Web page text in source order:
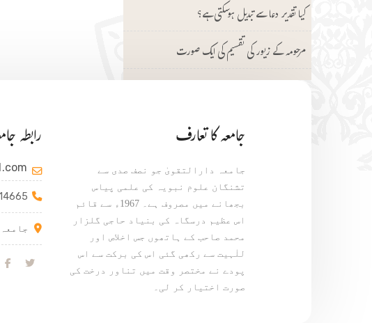
کیا تقدیر دعا سے تبدیل ہوسکتی ہے؟
مرحومہ کے زیور کی تقسیم کی ایک صورت
جامعہ کا تعارف
جامعہ دارالتقویٰ جو نصف صدی سے
تشنگان علوم نبویہ کی علمی پیاس
بجھانے میں مصروف ہے۔ 1967ء سے قائم
اس عظیم درسگاہ کی بنیاد حاجی گلزار
محمد صاحب کے ہاتھوں جس اخلاص اور
للٰہیت سے رکھی گئی اس کی برکت سے اس
پودے نے مختصر وقت میں تناور درخت کی
صورت اختیار کر لی۔
رابطہ